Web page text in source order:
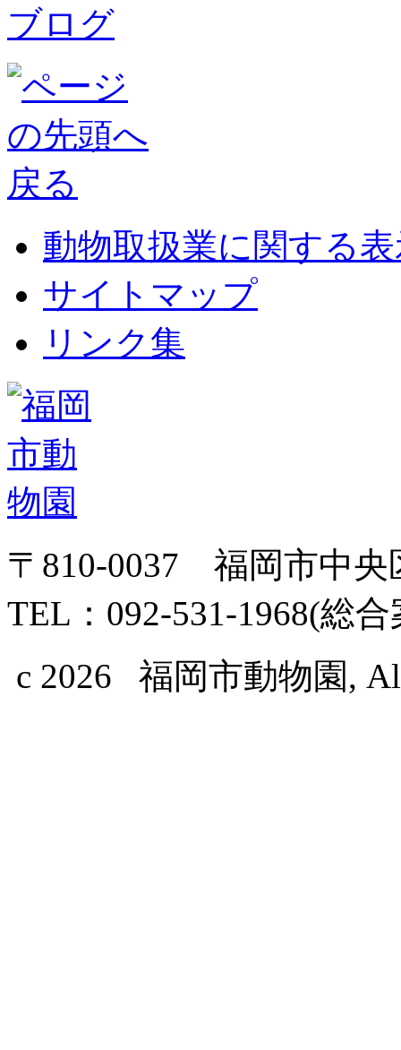
動物取扱業に関する
サイトマップ
リンク集
〒810-0037 福岡市中央
TEL：092-531-1968(総
c 2026 福岡市動物園,